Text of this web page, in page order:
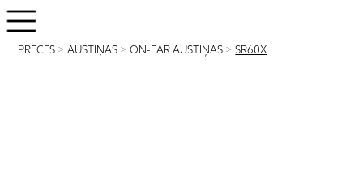
PRECES >AUSTIŅAS >ON-EAR AUSTIŅAS >SR60X